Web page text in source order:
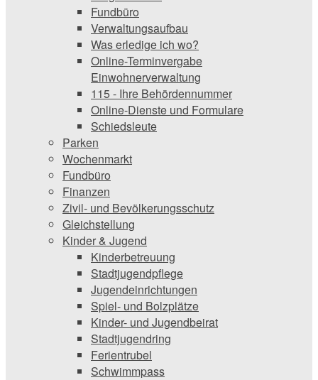
Fundbüro
Verwaltungsaufbau
Was erledige ich wo?
Online-Terminvergabe
Einwohnerverwaltung
115 - Ihre Behördennummer
Online-Dienste und Formulare
Schiedsleute
Parken
Wochenmarkt
Fundbüro
Finanzen
Zivil- und Bevölkerungsschutz
Gleichstellung
Kinder & Jugend
Kinderbetreuung
Stadtjugendpflege
Jugendeinrichtungen
Spiel- und Bolzplätze
Kinder- und Jugendbeirat
Stadtjugendring
Ferientrubel
Schwimmpass